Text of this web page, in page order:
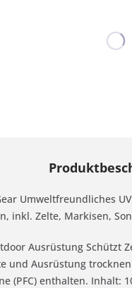
Umweltfreundliches
Zelte, Markisen,
Ausrüstung
Ausrüstung
(PFC) enthalten. Inhalt: